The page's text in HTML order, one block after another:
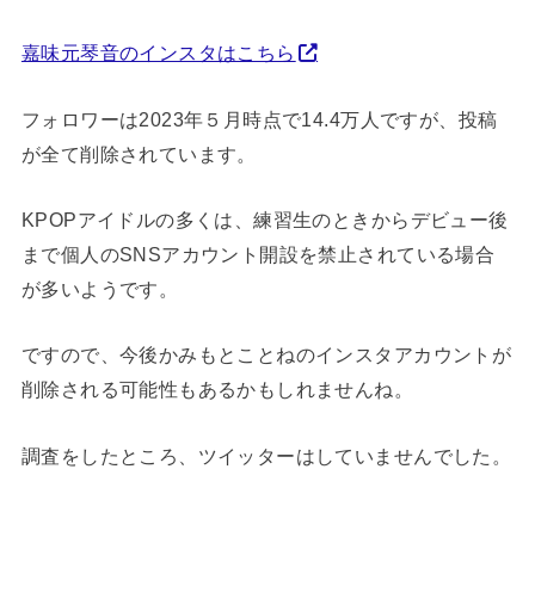
嘉味元琴音のインスタはこちら
フォロワーは2023年５月時点で14.4万人ですが、投稿
が全て削除されています。
KPOPアイドルの多くは、練習生のときからデビュー後
まで個人のSNSアカウント開設を禁止されている場合
が多いようです。
ですので、今後かみもとことねのインスタアカウントが
削除される可能性もあるかもしれませんね。
調査をしたところ、ツイッターはしていませんでした。